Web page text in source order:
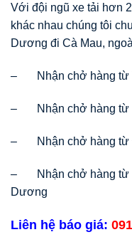
Với đội ngũ xe tải hơn
khác nhau chúng tôi
Dương đi Cà Mau,
– Nhận chở hàng từ
– Nhận chở hàng từ
– Nhận chở hàng từ
– Nhận chở hàng từ
Dương
Liên hệ báo giá: